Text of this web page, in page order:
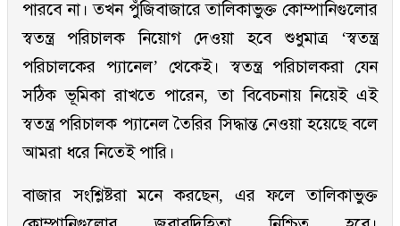
পারবে না। তখন পুঁজিবাজারে তালিকাভুক্ত কোম্পানিগুলোর
স্বতন্ত্র পরিচালক নিয়োগ দেওয়া হবে শুধুমাত্র ‘স্বতন্ত্র
পরিচালকের প্যানেল’ থেকেই। স্বতন্ত্র পরিচালকরা যেন
সঠিক ভূমিকা রাখতে পারেন, তা বিবেচনায় নিয়েই এই
স্বতন্ত্র পরিচালক প্যানেল তৈরির সিদ্ধান্ত নেওয়া হয়েছে বলে
আমরা ধরে নিতেই পারি।
বাজার সংশ্লিষ্টরা মনে করছেন, এর ফলে তালিকাভুক্ত